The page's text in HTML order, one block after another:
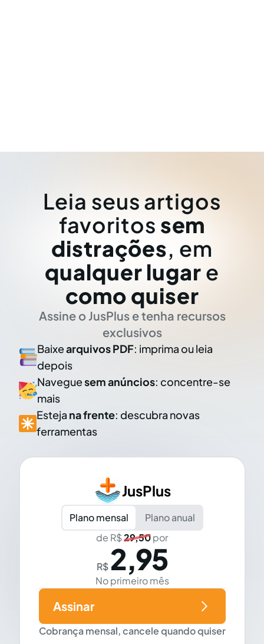
Leia seus artigos
favoritos sem
distrações, em
qualquer lugar e
como quiser
Assine o JusPlus e tenha recursos
exclusivos
Baixearquivos PDF: imprima ou leia
depois
Naveguesem anúncios: concentre-se
mais
Esteja na frente: descubra novas
ferramentas
JusPlus
Plano mensal
Plano anual
de R$29,50por
R$ 2,95
No primeiro mês
Cobrança mensal, cancele quando quiser
Assinar